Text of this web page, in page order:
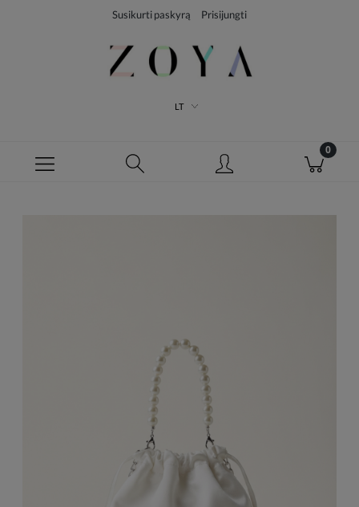
Susikurti paskyrą Prisijungti
LT